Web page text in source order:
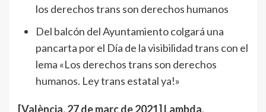
los derechos trans son derechos humanos
Del balcón del Ayuntamiento colgará una
pancarta por el Día de la visibilidad trans con el
lema «Los derechos trans son derechos
humanos. Ley trans estatal ya!»
[València, 27 de març de 2021] Lambda,